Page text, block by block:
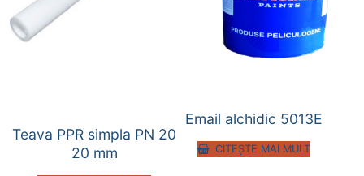
Teava PPR simpla PN 20
20 mm
Email alchidic 5013E
CITEȘTE MAI MULT